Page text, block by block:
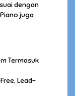
dengan
juga
Termasuk
Lead-